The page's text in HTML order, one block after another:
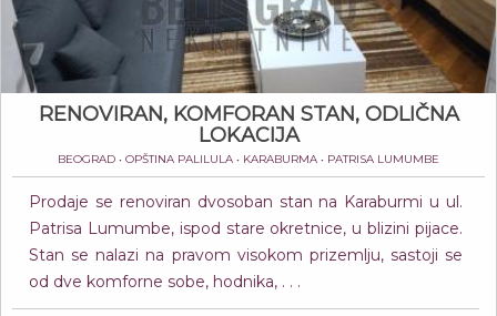
RENOVIRAN, KOMFORAN STAN, ODLIČNA
LOKACIJA
BEOGRAD • OPŠTINA PALILULA • KARABURMA • PATRISA LUMUMBE
Prodaje se renoviran dvosoban stan na Karaburmi u ul.
Patrisa Lumumbe, ispod stare okretnice, u blizini pijace.
Stan se nalazi na pravom visokom prizemlju, sastoji se
od dve komforne sobe, hodnika, . . .